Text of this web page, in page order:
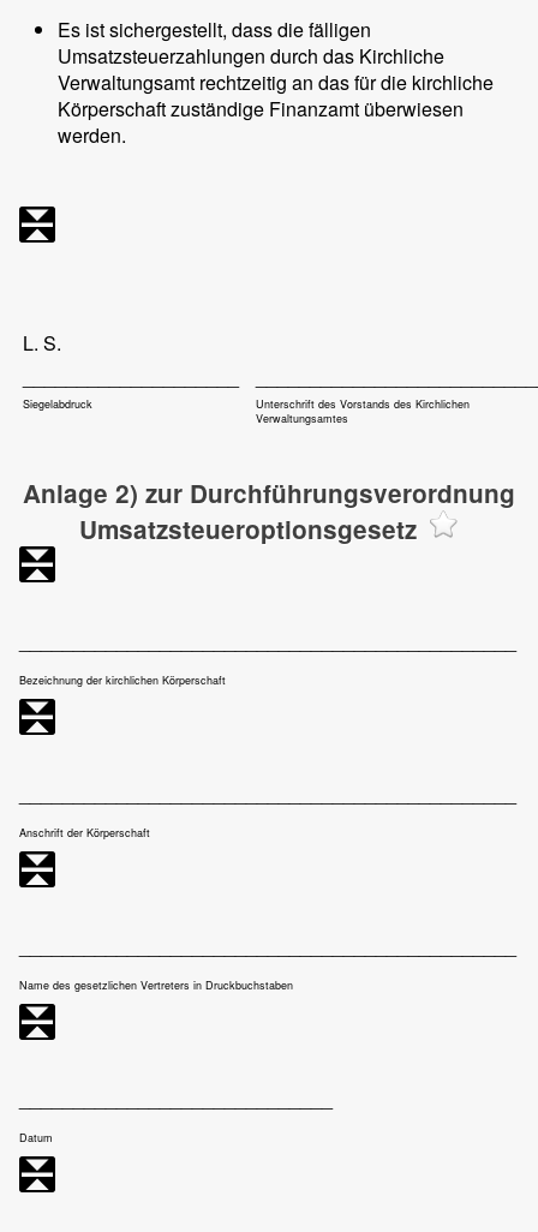
Es ist sichergestellt, dass die fälligen
Umsatzsteuerzahlungen durch das Kirchliche
Verwaltungsamt rechtzeitig an das für die kirchliche
Körperschaft zuständige Finanzamt überwiesen
werden.
L. S.
Siegelabdruck
Unterschrift des Vorstands des Kirchlichen
Verwaltungsamtes
Anlage 2) zur Durchführungsverordnung
Umsatzsteueroptionsgesetz
Bezeichnung der kirchlichen Körperschaft
Anschrift der Körperschaft
Name des gesetzlichen Vertreters in Druckbuchstaben
Datum